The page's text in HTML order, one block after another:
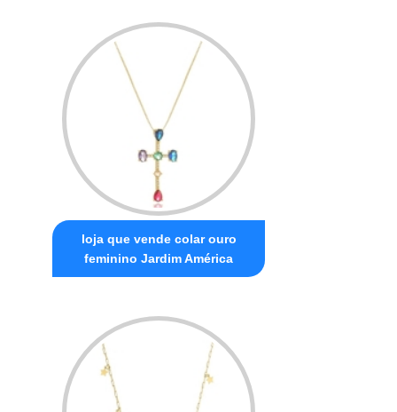
loja que vende colar ouro
feminino Jardim América